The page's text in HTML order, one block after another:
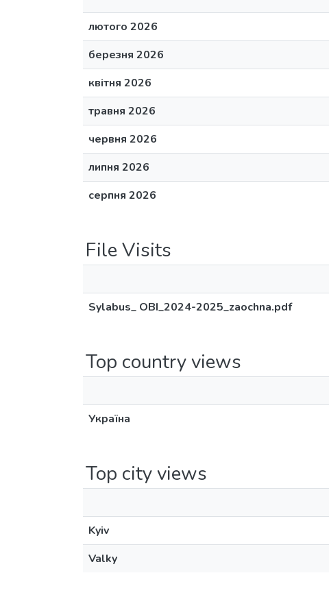
лютого 2026
березня 2026
квітня 2026
травня 2026
червня 2026
липня 2026
серпня 2026
File Visits
Sylabus_ OBI_2024-2025_zaochna.pdf
Top country views
Україна
Top city views
Kyiv
Valky